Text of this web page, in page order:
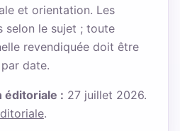
et orientation. Les
selon le sujet ; toute
revendiquée doit être
date.
éditoriale : 27 juillet 2026.
.